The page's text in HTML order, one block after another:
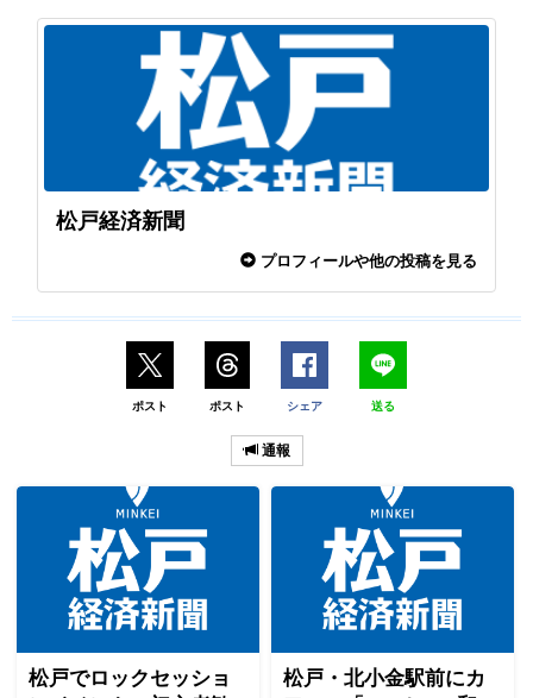
松戸経済新聞
プロフィールや他の投稿を見る
ポスト ポスト シェア 送る
通報
松戸でロックセッショ
松戸・北小金駅前にカ